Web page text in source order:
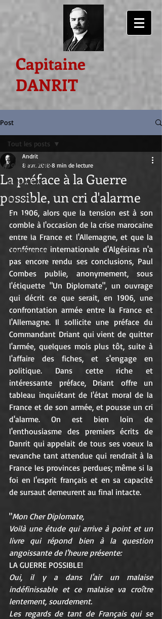
Capitaine
DANRIT
Post
Tout les posts
Documents
Editions
Etudes
Actualité
Controverses
Tout les posts
La préface à la Guerre
possible, un cri d'alarme
Andrit
8 avr. 2018 8 min de lecture
En 1906, alors que la tension est à son
comble à l'occasion de la crise marocaine
entre la France et l'Allemagne, et que la
conférence internationale d'Algésiras n'a
pas encore rendu ses conclusions, Paul
Combes publie, anonymement, sous
l'étiquette "Un Diplomate", un ouvrage
qui décrit ce que serait, en 1906, une
confrontation armée entre la France et
l'Allemagne. Il sollicite une préface du
Commandant Driant qui vient de quitter
l'armée, quelques mois plus tôt, suite à
l'affaire des fiches, et s'engage en
politique. Dans cette riche et
intéressante préface, Driant offre un
tableau inquiétant de l'état moral de la
France et de son armée, et pousse un cri
d'alarme. On est bien loin de
l'enthousiasme des premiers écrits de
Danrit qui appelait de tous ses voeux la
revanche tant attendue qui rendrait à la
France les provinces perdues; même si la
foi en l'esprit français et en sa capacité
de sursaut demeurent au final intacte.
"Mon Cher Diplomate,
Voilà une étude qui arrive à point et un
livre qui répond bien à la question
angoissante de l'heure présente:
LA GUERRE POSSIBLE!
Oui, il y a dans l'air un malaise
indéfinissable et ce malaise va croître
lentement, sourdement.
Les regards de tant de Français qui se